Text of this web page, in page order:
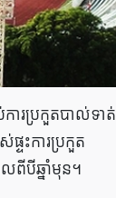
ារប្រកួតបាល់ទាត់
ទះការប្រកួត
ពីបីឆ្នាំមុន។